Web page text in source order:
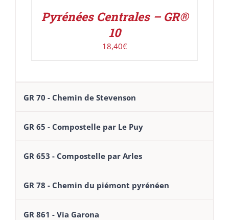
Pyrénées Centrales – GR®
10
18,40€
GR 70 - Chemin de Stevenson
GR 65 - Compostelle par Le Puy
GR 653 - Compostelle par Arles
GR 78 - Chemin du piémont pyrénéen
GR 861 - Via Garona